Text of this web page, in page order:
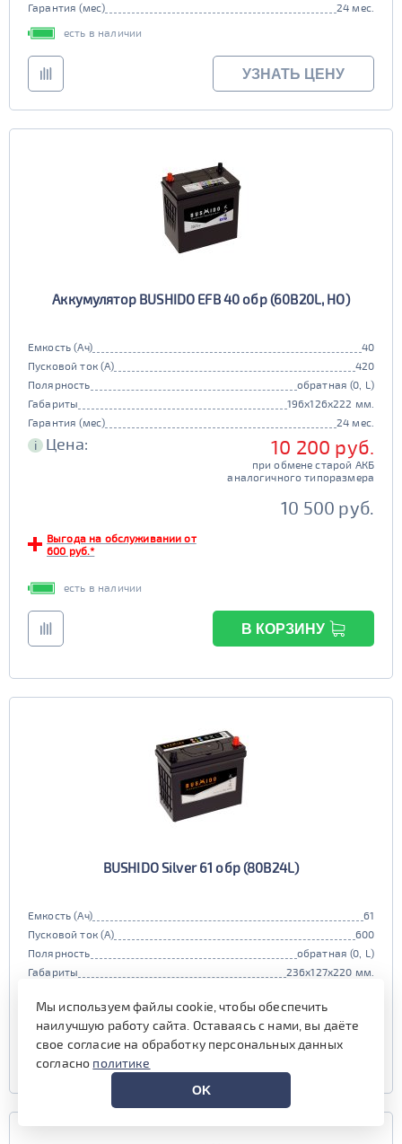
Гарантия (мес)
24 мес.
есть в наличии
УЗНАТЬ ЦЕНУ
Аккумулятор BUSHIDO EFB 40 обр (60B20L, HO)
Емкость (Ач)
40
Пусковой ток (А)
420
Полярность
обратная (0, L)
Габариты
196x126x222 мм.
Гарантия (мес)
24 мес.
i Цена: 10 200 руб.
при обмене старой АКБ
аналогичного типоразмера
10 500 руб.
Выгода на обслуживании от
600 руб.*
есть в наличии
В КОРЗИНУ
BUSHIDO Silver 61 обр (80B24L)
Емкость (Ач)
61
Пусковой ток (А)
600
Полярность
обратная (0, L)
Габариты
236x127x220 мм.
есть в наличии
Мы используем файлы cookie, чтобы обеспечить
наилучшую работу сайта. Оставаясь с нами, вы даёте
свое согласие на обработку персональных данных
согласно политике
OK